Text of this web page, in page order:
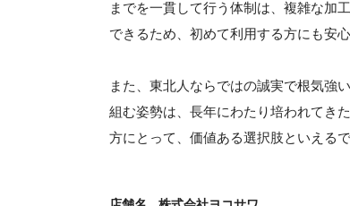
までを一貫して行う体制は、複雑な加
できるため、初めて利用する方にも安
また、東北人ならではの誠実で根気強
組む姿勢は、長年にわたり培われてき
方にとって、価値ある選択肢といえるで